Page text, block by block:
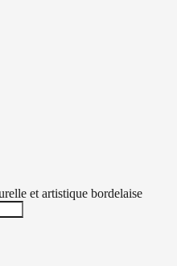
et artistique bordelaise